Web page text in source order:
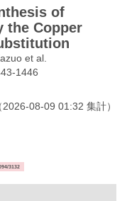
of
the Copper
et al.
1446
2026-08-09 01:32 集計）
3132